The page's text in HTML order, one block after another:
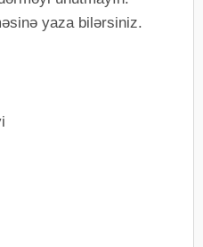
yaza bilərsiniz.